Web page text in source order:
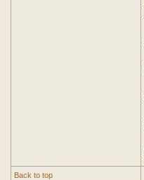
Back to top